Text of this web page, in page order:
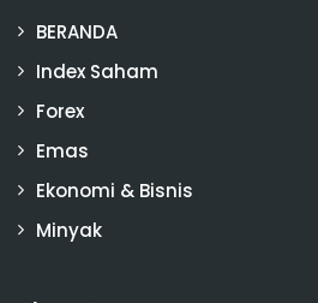
BERANDA
Index Saham
Forex
Emas
Ekonomi & Bisnis
Minyak